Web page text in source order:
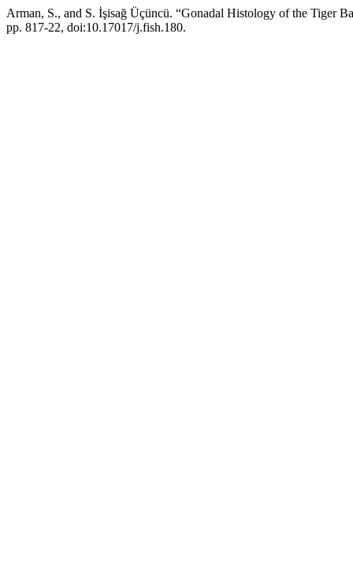
Arman, S., and S. İşisağ Üçüncü. “Gonadal Histology of the Tiger
pp. 817-22, doi:10.17017/j.fish.180.